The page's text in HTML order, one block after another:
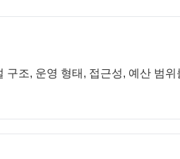
조, 운영 형태, 접근성, 예산 범